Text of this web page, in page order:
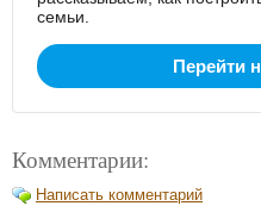
семьи.
Перейти
Комментарии:
Написать комментарий